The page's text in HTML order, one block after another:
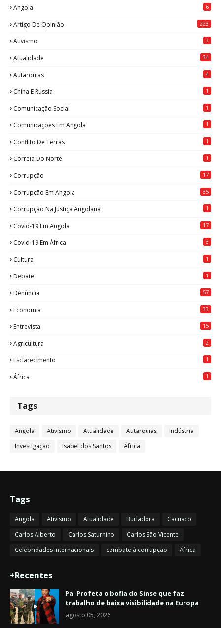
Angola 6
Artigo De Opinião 223
Ativismo 3
Atualidade 34
Autarquias 4
China E Rússia 1
Comunicação Social 1
Comunicações Em Angola 1
Conflito De Terras 1
Correia Do Norte 1
Corrupção 17
Corrupção Em Angola 35
Corrupção Na Justiça Angolana 1
Covid-19 Em Angola 17
Covid-19 Em África 3
Cultura 1
Debate 1
Denúncia 57
Economia 33
Entrevista 15
Agricultura 2
Esclarecimento 1
África 1
Tags
Angola Ativismo Atualidade Autarquias
Indústria
Investigação
Isabel dos Santos África
Tags
Angola Ativismo Atualidade Burladora
Cacuaco
Carlos Alberto
Carlos Saturnino
Carlos São Vicente
Celebridades internacionais
combate à corrupção África
+Recentes
Pai Profeta o bofia do Sinse que faz
trabalho de baixa visibilidade na Europa
agosto 05, 2026